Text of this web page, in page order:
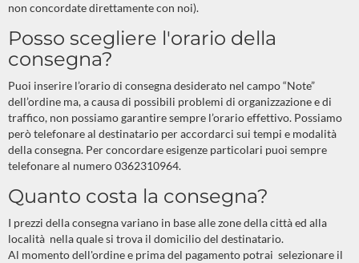
non concordate direttamente con noi).
Posso scegliere l'orario della
consegna?
Puoi inserire l’orario di consegna desiderato nel campo “Note”
dell’ordine ma, a causa di possibili problemi di organizzazione e di
traffico, non possiamo garantire sempre l’orario effettivo. Possiamo
però telefonare al destinatario per accordarci sui tempi e modalità
della consegna. Per concordare esigenze particolari puoi sempre
telefonare al numero 0362310964.
Quanto costa la consegna?
I prezzi della consegna variano in base alle zone della città ed alla
località nella quale si trova il domicilio del destinatario.
Al momento dell'ordine e prima del pagamento potrai selezionare il